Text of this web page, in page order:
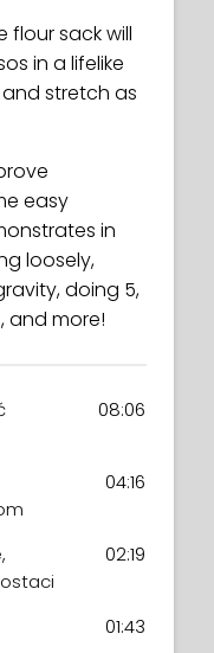
flour sack will
in a lifelike
stretch as
easy
in
loosely,
doing 5,
and more!
08:06
04:16
02:19
01:43